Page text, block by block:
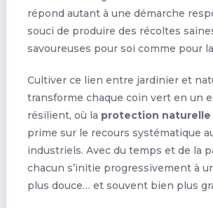
répond autant à une démarche
souci de produire des récoltes
savoureuses pour soi comme pour
Cultiver ce lien entre jardinier et
transforme chaque coin vert en un
résilient, où la protection naturelle
prime sur le recours systématique
industriels. Avec du temps et de la
chacun s’initie progressivement à
plus douce… et souvent bien plus